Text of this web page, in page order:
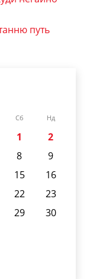
путь
Сб Нд
1
2
8
9
15
16
22
23
29
30